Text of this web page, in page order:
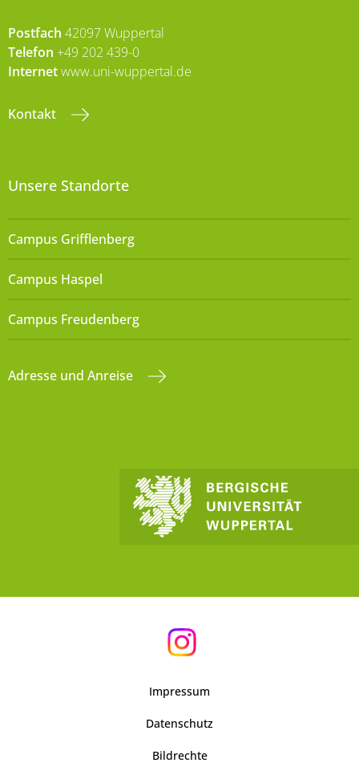
Postfach 42097 Wuppertal
Telefon +49 202 439-0
Internetwww.uni-wuppertal.de
Kontakt
Unsere Standorte
Campus Grifflenberg
Campus Haspel
Campus Freudenberg
Adresse und Anreise
Impressum
Datenschutz
Bildrechte